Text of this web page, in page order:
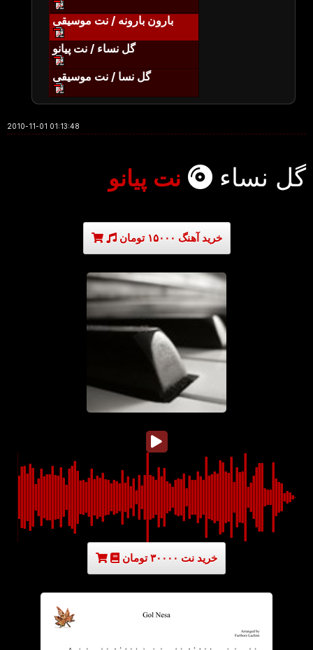
بارون بارونه / نت موسیقی
گل نساء / نت پیانو
گل نسا / نت موسیقی
2010-11-01 01:13:48
گل نساء نت پیانو
خرید آهنگ ۱۵۰۰۰ تومان
خرید نت ۳۰۰۰۰ تومان